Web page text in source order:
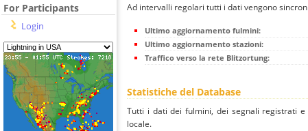
For Participants
Login
Ad intervalli regolari tutti i dati vengono
Ultimo aggiornamento fulmini:
Ultimo aggiornamento stazioni:
Traffico verso la rete Blitzortung:
Statistiche del Database
Tutti i dati dei fulmini, dei segnali registrati
locale.